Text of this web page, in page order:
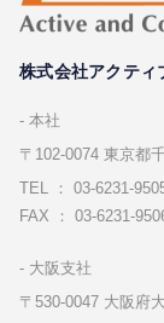
株式会社アクティ
本社
〒102-0074 東京都
TEL ： 03-6231-
FAX ： 03-6231-
⼤阪⽀社
〒530-0047 ⼤阪府